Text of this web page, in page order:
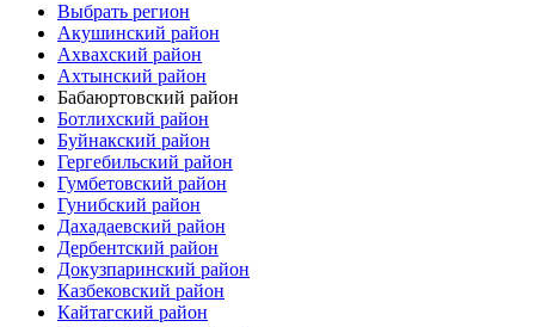
Выбрать регион
Акушинский район
Ахвахский район
Ахтынский район
Бабаюртовский район
Ботлихский район
Буйнакский район
Гергебильский район
Гумбетовский район
Гунибский район
Дахадаевский район
Дербентский район
Докузпаринский район
Казбековский район
Кайтагский район